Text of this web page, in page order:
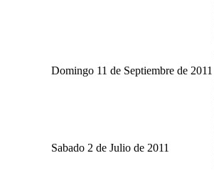
Domingo 11 de Septiembre de 2011
Sabado 2 de Julio de 2011